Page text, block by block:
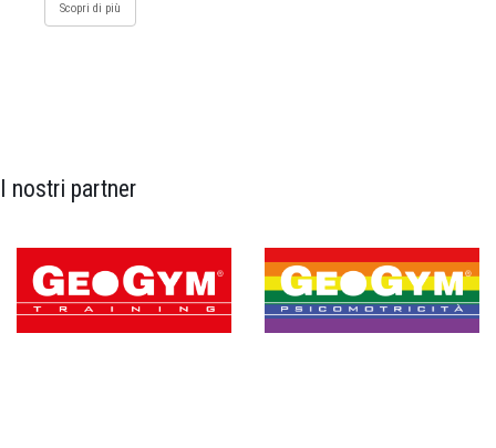
Scopri di più
I nostri partner